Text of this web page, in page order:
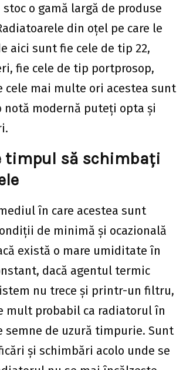
o gamă largă de produse
din oțel pe care le
aici sunt fie cele de tip 22,
fie cele de tip portprosop,
cele mai multe ori acestea sunt
notă modernă puteți opta și
timpul să schimbați
în care acestea sunt
de minimă și ocazională
există o mare umiditate în
dacă agentul termic
nu trece și printr-un filtru,
mult probabil ca radiatorul în
semne de uzură timpurie. Sunt
și schimbări acolo unde se